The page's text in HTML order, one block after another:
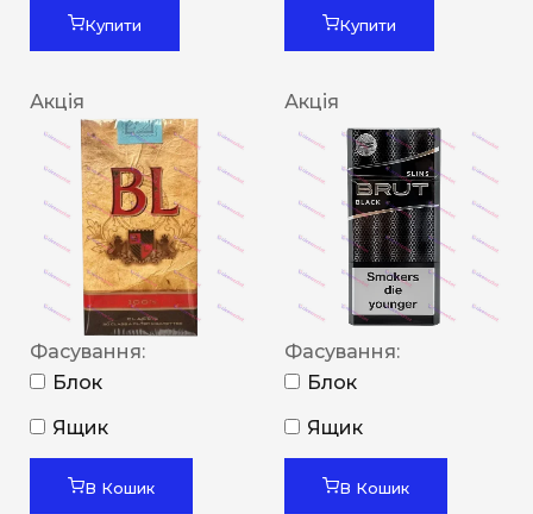
Купити Купити
Акція
Фасування:
Блок
Ящик
В Кошик
Акція
Фасування:
Блок
Ящик
В Кошик